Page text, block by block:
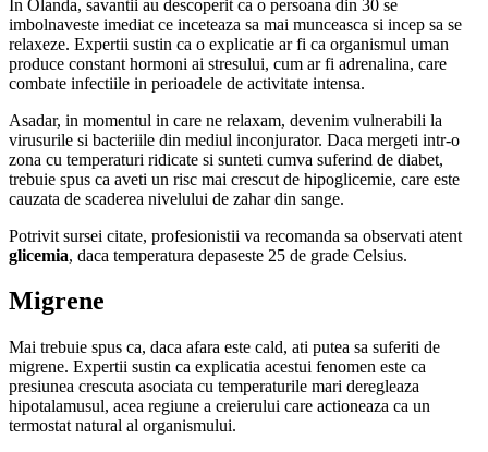
In Olanda, savantii au descoperit ca o persoana din 30 se
imbolnaveste imediat ce inceteaza sa mai munceasca si incep sa se
relaxeze. Expertii sustin ca o explicatie ar fi ca organismul uman
produce constant hormoni ai stresului, cum ar fi adrenalina, care
combate infectiile in perioadele de activitate intensa.
Asadar, in momentul in care ne relaxam, devenim vulnerabili la
virusurile si bacteriile din mediul inconjurator. Daca mergeti intr-o
zona cu temperaturi ridicate si sunteti cumva suferind de diabet,
trebuie spus ca aveti un risc mai crescut de hipoglicemie, care este
cauzata de scaderea nivelului de zahar din sange.
Potrivit sursei citate, profesionistii va recomanda sa observati atent
glicemia, daca temperatura depaseste 25 de grade Celsius.
Migrene
Mai trebuie spus ca, daca afara este cald, ati putea sa suferiti de
migrene. Expertii sustin ca explicatia acestui fenomen este ca
presiunea crescuta asociata cu temperaturile mari deregleaza
hipotalamusul, acea regiune a creierului care actioneaza ca un
termostat natural al organismului.